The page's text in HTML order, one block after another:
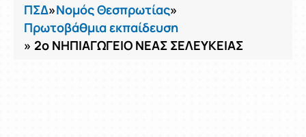
ΠΣΔ»Νομός Θεσπρωτίας»
Πρωτοβάθμια εκπαίδευση
» 2ο ΝΗΠΙΑΓΩΓΕΙΟ ΝΕΑΣ ΣΕΛΕΥΚΕΙΑΣ